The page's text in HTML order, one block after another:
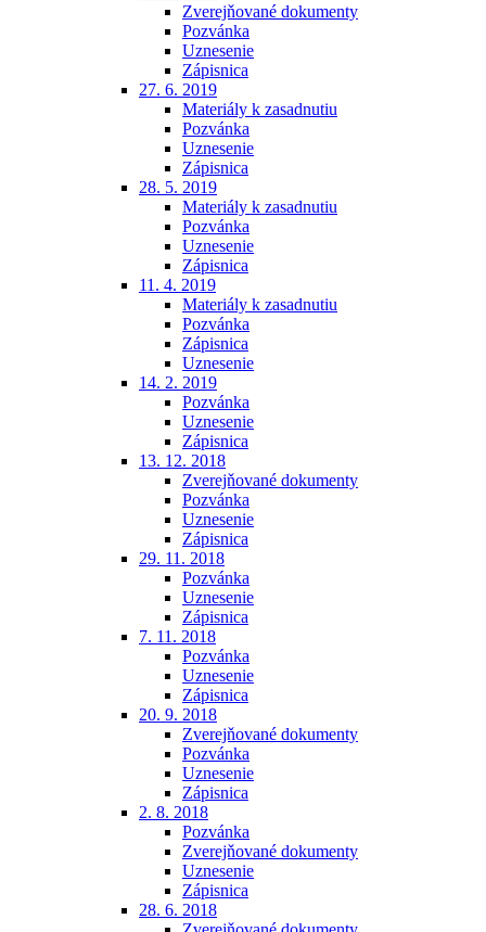
Zverejňované dokumenty
Pozvánka
Uznesenie
Zápisnica
27. 6. 2019
Materiály k zasadnutiu
Pozvánka
Uznesenie
Zápisnica
28. 5. 2019
Materiály k zasadnutiu
Pozvánka
Uznesenie
Zápisnica
11. 4. 2019
Materiály k zasadnutiu
Pozvánka
Zápisnica
Uznesenie
14. 2. 2019
Pozvánka
Uznesenie
Zápisnica
13. 12. 2018
Zverejňované dokumenty
Pozvánka
Uznesenie
Zápisnica
29. 11. 2018
Pozvánka
Uznesenie
Zápisnica
7. 11. 2018
Pozvánka
Uznesenie
Zápisnica
20. 9. 2018
Zverejňované dokumenty
Pozvánka
Uznesenie
Zápisnica
2. 8. 2018
Pozvánka
Zverejňované dokumenty
Uznesenie
Zápisnica
28. 6. 2018